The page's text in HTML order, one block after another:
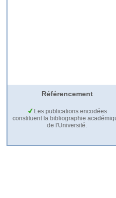
Référencement
Les publications encodées
constituent la bibliographie
de l'Université.